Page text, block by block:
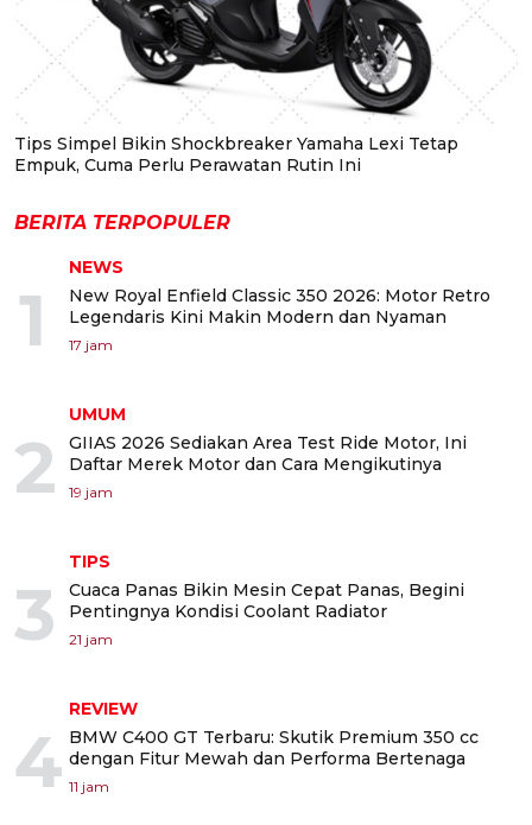
Tips Simpel Bikin Shockbreaker Yamaha Lexi Tetap
Empuk, Cuma Perlu Perawatan Rutin Ini
BERITA TERPOPULER
1
NEWS
New Royal Enfield Classic 350 2026: Motor Retro
Legendaris Kini Makin Modern dan Nyaman
17 jam
2
UMUM
GIIAS 2026 Sediakan Area Test Ride Motor, Ini
Daftar Merek Motor dan Cara Mengikutinya
19 jam
3
TIPS
Cuaca Panas Bikin Mesin Cepat Panas, Begini
Pentingnya Kondisi Coolant Radiator
21 jam
4
REVIEW
BMW C400 GT Terbaru: Skutik Premium 350 cc
dengan Fitur Mewah dan Performa Bertenaga
11 jam